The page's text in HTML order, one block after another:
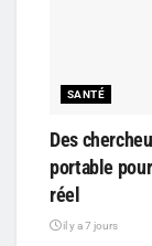
SANTÉ
Des
portable
réel
il y a 7 jours